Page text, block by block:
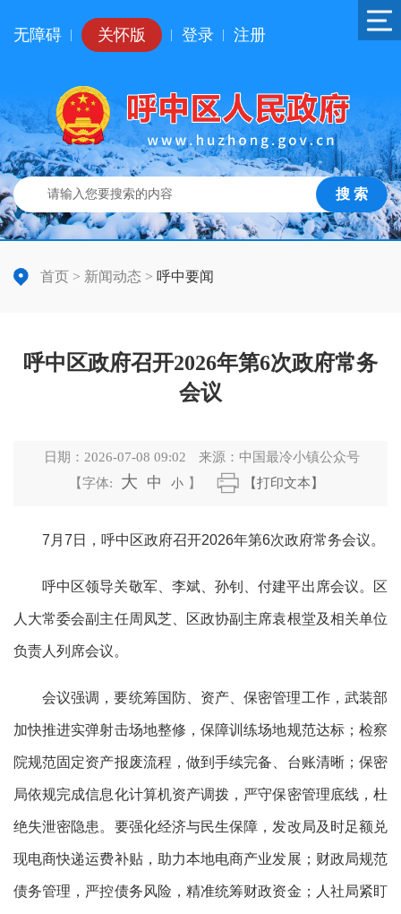
无障碍 关怀版 登录 注册
搜 索
首页 > 新闻动态 > 呼中要闻
呼中区政府召开2026年第6次政府常务
会议
日期： 2026-07-08 09:02 来源： 中国最冷小镇公众号
【字体:
大 中 小 】 【打印文本】
7月7日，呼中区政府召开2026年第6次政府常务会议。
呼中区领导关敬军、李斌、孙钊、付建平出席会议。区
人大常委会副主任周凤芝、区政协副主席袁根堂及相关单位
负责人列席会议。
会议强调，要统筹国防、资产、保密管理工作，武装部
加快推进实弹射击场地整修，保障训练场地规范达标；检察
院规范固定资产报废流程，做到手续完备、台账清晰；保密
局依规完成信息化计算机资产调拨，严守保密管理底线，杜
绝失泄密隐患。要强化经济与民生保障，发改局及时足额兑
现电商快递运费补贴，助力本地电商产业发展；财政局规范
债务管理，严控债务风险，精准统筹财政资金；人社局紧盯